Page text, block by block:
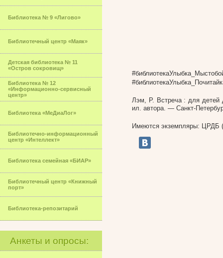
Библиотека № 9 «Лигово»
Библиотечный центр «Маяк»
Детская библиотека № 11
«Остров сокровищ»
Библиотека № 12
«Информационно-сервисный
центр»
Библиотека «МеДиаЛог»
Библиотечно-информационный
центр «Интеллект»
Библиотека семейная «БИАР»
Библиотечный центр «Книжный
порт»
Библиотека-репозитарий
Анкеты и опросы:
Лэм, Р. Встреча : для детей
ил. автора. — Санкт-
Имеются экземпляры: ЦРДБ